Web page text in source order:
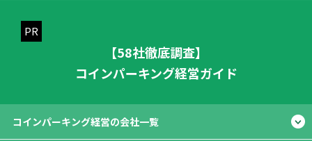
【58社徹底調査】
コインパーキング経営ガイド
コインパーキング経営の会社一覧